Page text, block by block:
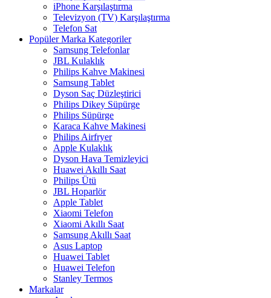
iPhone Karşılaştırma
Televizyon (TV) Karşılaştırma
Telefon Sat
Popüler Marka Kategoriler
Samsung Telefonlar
JBL Kulaklık
Philips Kahve Makinesi
Samsung Tablet
Dyson Saç Düzleştirici
Philips Dikey Süpürge
Philips Süpürge
Karaca Kahve Makinesi
Philips Airfryer
Apple Kulaklık
Dyson Hava Temizleyici
Huawei Akıllı Saat
Philips Ütü
JBL Hoparlör
Apple Tablet
Xiaomi Telefon
Xiaomi Akıllı Saat
Samsung Akıllı Saat
Asus Laptop
Huawei Tablet
Huawei Telefon
Stanley Termos
Markalar